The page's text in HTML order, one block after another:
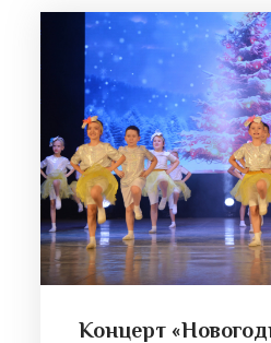
Концерт